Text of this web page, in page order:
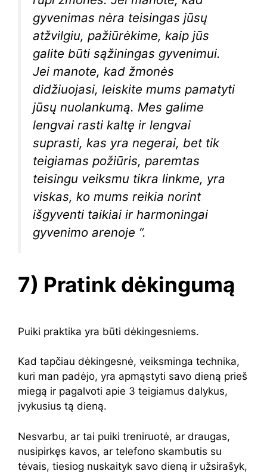
gyvenimas nėra teisingas jūsų
atžvilgiu, pažiūrėkime, kaip jūs
galite būti sąžiningas gyvenimui.
Jei manote, kad žmonės
didžiuojasi, leiskite mums pamatyti
jūsų nuolankumą. Mes galime
lengvai rasti kaltę ir lengvai
suprasti, kas yra negerai, bet tik
teigiamas požiūris, paremtas
teisingu veiksmu tikra linkme, yra
viskas, ko mums reikia norint
išgyventi taikiai ir harmoningai
gyvenimo arenoje “.
7) Pratink dėkingumą
Puiki praktika yra būti dėkingesniems.
Kad tapčiau dėkingesnė, veiksminga technika,
kuri man padėjo, yra apmąstyti savo dieną prieš
miegą ir pagalvoti apie 3 teigiamus dalykus,
įvykusius tą dieną.
Nesvarbu, ar tai puiki treniruotė, ar draugas,
nusipirkęs kavos, ar telefono skambutis su
tėvais, tiesiog nuskaityk savo dieną ir užsirašyk,